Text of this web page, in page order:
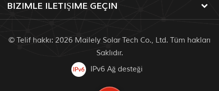
BIZIMLE ILETIŞIME GEÇIN
© Telif hakkı: 2026 Mailely Solar Tech Co., Ltd. Tüm hakları
Saklıdır.
IPv6 Ağ desteği